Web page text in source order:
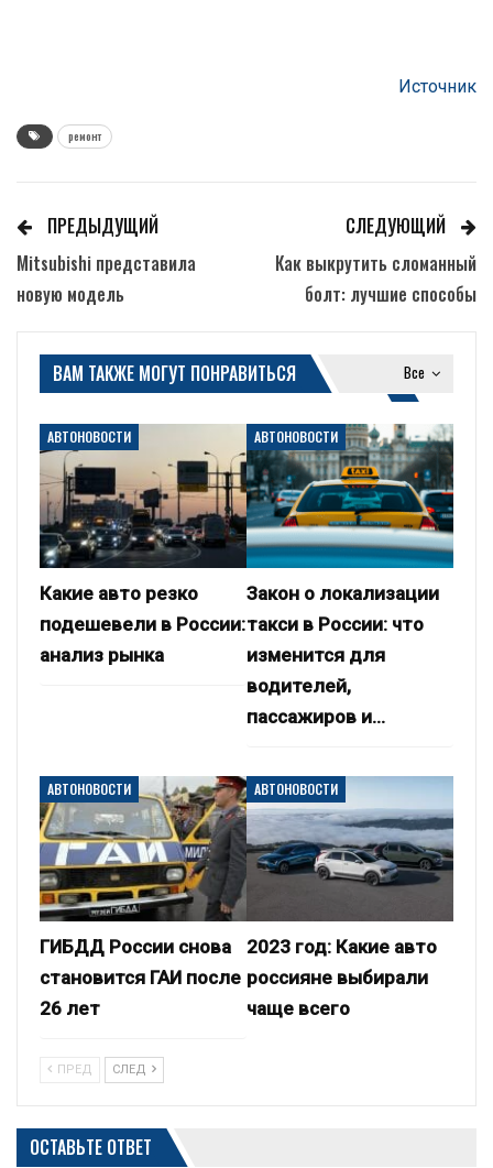
Источник
ремонт
ПРЕДЫДУЩИЙ
Mitsubishi представила
новую модель
СЛЕДУЮЩИЙ
Как выкрутить сломанный
болт: лучшие способы
Все
ВАМ ТАКЖЕ МОГУТ ПОНРАВИТЬСЯ
АВТОНОВОСТИ
Какие авто резко
подешевели в России:
анализ рынка
АВТОНОВОСТИ
Закон о локализации
такси в России: что
изменится для
водителей,
пассажиров и…
АВТОНОВОСТИ
ГИБДД России снова
становится ГАИ после
26 лет
АВТОНОВОСТИ
2023 год: Какие авто
россияне выбирали
чаще всего
ПРЕД СЛЕД
ОСТАВЬТЕ ОТВЕТ